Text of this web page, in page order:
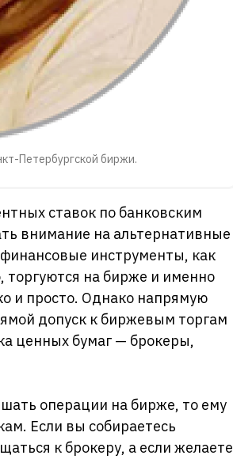
Петербургской биржи.
ставок по банковским
внимание на альтернативные
инструменты, как
торгуются на бирже и именно
и просто. Однако напрямую
допуск к биржевым торгам
ценных бумаг — брокеры,
операции на бирже, то ему
Если вы собираетесь
к брокеру, а если желаете